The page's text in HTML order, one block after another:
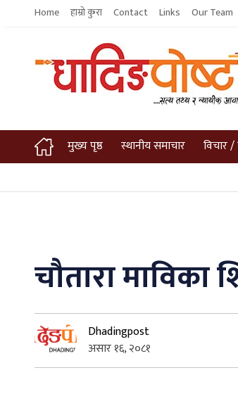
Home हाम्रो कुरा Contact Links Our Team
मुख्य पृष्ठ स्थानीय समाचार विचार
चौतारा माविका
Dhadingpost
असार १६, २०८१